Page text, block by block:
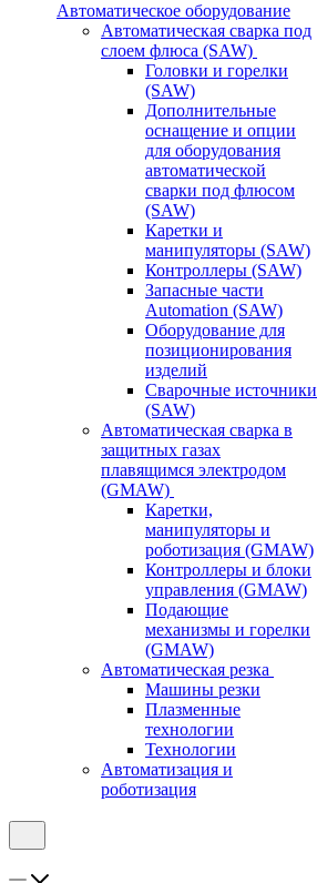
Автоматическое оборудование
Автоматическая сварка под
слоем флюса (SAW)
Головки и горелки
(SAW)
Дополнительные
оснащение и опции
для оборудования
автоматической
сварки под флюсом
(SAW)
Каретки и
манипуляторы (SAW)
Контроллеры (SAW)
Запасные части
Automation (SAW)
Оборудование для
позиционирования
изделий
Сварочные источники
(SAW)
Автоматическая сварка в
защитных газах
плавящимся электродом
(GMAW)
Каретки,
манипуляторы и
роботизация (GMAW)
Контроллеры и блоки
управления (GMAW)
Подающие
механизмы и горелки
(GMAW)
Автоматическая резка
Машины резки
Плазменные
технологии
Технологии
Автоматизация и
роботизация